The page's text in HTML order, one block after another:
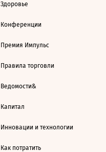
Здоровье
Конференции
Премия Импульс
Правила торговли
Ведомости&
Капитал
Инновации и технологии
Как потратить